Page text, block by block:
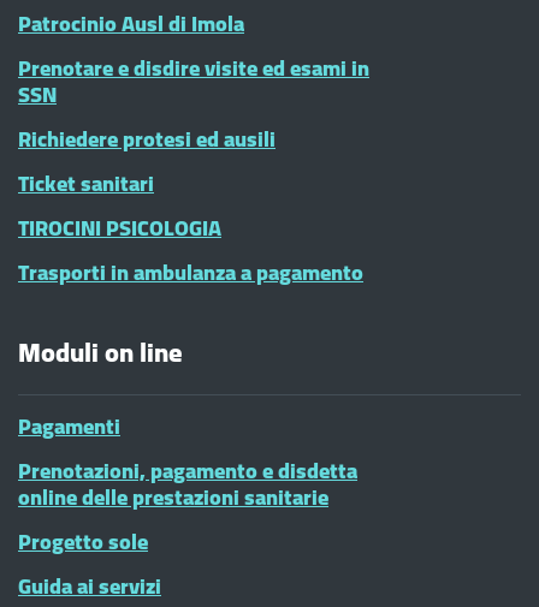
Patrocinio Ausl di Imola
Prenotare e disdire visite ed esami in
SSN
Richiedere protesi ed ausili
Ticket sanitari
TIROCINI PSICOLOGIA
Trasporti in ambulanza a pagamento
Moduli on line
Pagamenti
Prenotazioni, pagamento e disdetta
online delle prestazioni sanitarie
Progetto sole
Guida ai servizi